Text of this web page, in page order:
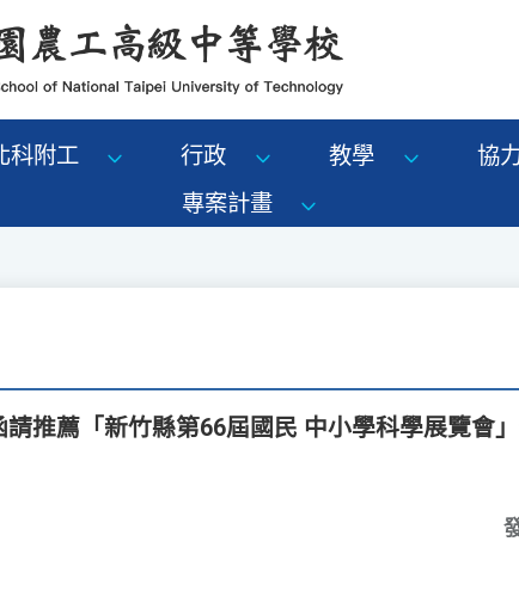
科附工 行政 教學 協
專案計畫
推薦「新竹縣第66屆國民 中小學科學展覽會